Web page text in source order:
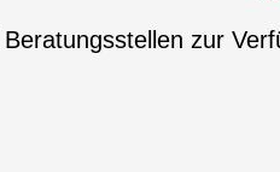
zur